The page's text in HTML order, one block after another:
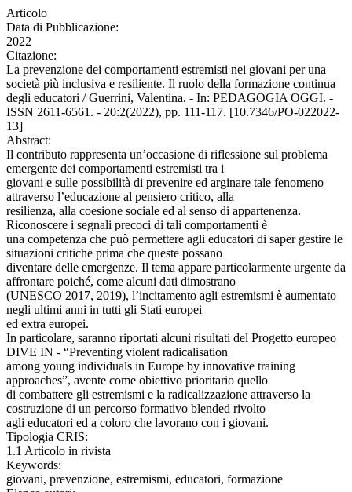
Articolo
Data di Pubblicazione:
2022
Citazione:
La prevenzione dei comportamenti estremisti nei giovani per una
società più inclusiva e resiliente. Il ruolo della formazione continua
degli educatori / Guerrini, Valentina. - In: PEDAGOGIA OGGI. -
ISSN 2611-6561. - 20:2(2022), pp. 111-117. [10.7346/PO-022022-
13]
Abstract:
Il contributo rappresenta un’occasione di riflessione sul problema
emergente dei comportamenti estremisti tra i
giovani e sulle possibilità di prevenire ed arginare tale fenomeno
attraverso l’educazione al pensiero critico, alla
resilienza, alla coesione sociale ed al senso di appartenenza.
Riconoscere i segnali precoci di tali comportamenti è
una competenza che può permettere agli educatori di saper gestire le
situazioni critiche prima che queste possano
diventare delle emergenze. Il tema appare particolarmente urgente da
affrontare poiché, come alcuni dati dimostrano
(UNESCO 2017, 2019), l’incitamento agli estremismi è aumentato
negli ultimi anni in tutti gli Stati europei
ed extra europei.
In particolare, saranno riportati alcuni risultati del Progetto europeo
DIVE IN - “Preventing violent radicalisation
among young individuals in Europe by innovative training
approaches”, avente come obiettivo prioritario quello
di combattere gli estremismi e la radicalizzazione attraverso la
costruzione di un percorso formativo blended rivolto
agli educatori ed a coloro che lavorano con i giovani.
Tipologia CRIS:
1.1 Articolo in rivista
Keywords:
giovani, prevenzione, estremismi, educatori, formazione